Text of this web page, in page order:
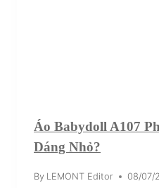
Áo Babydoll A107
Dáng Nhỏ?
By LEMONT Editor 08/07/